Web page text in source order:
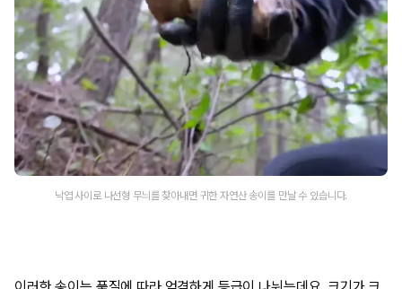
낙엽 사이로 나선형 무늬를 찾아내면 귀한 자연산 송이를 만날 수 있습니다.